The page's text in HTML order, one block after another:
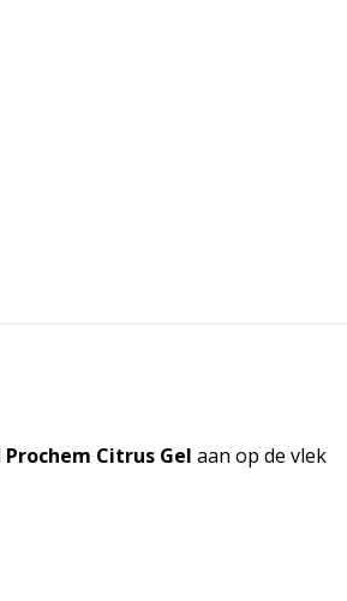
Prochem Citrus Gel aan op de vlek